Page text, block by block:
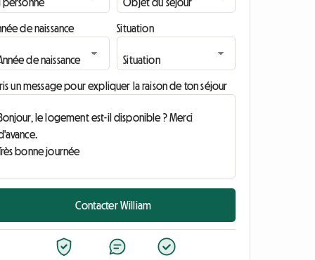
de naissance Situation
un message pour expliquer la raison de ton séjour
Contacter William